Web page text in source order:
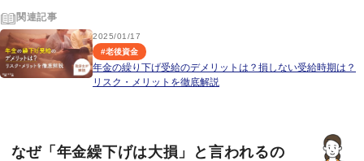
関連記事
2025/01/17
#老後資金
年金の繰り下げ受給のデメリットは？損しない受給時期は？
リスク・メリットを徹底解説
なぜ「年金繰下げは大損」と言われるの